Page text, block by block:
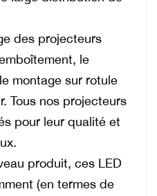
des projecteurs
le
montage sur rotule
Tous nos projecteurs
pour leur qualité et
produit, ces LED
(en termes de